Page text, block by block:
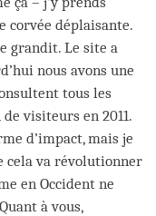
corvée déplaisante.
grandit. Le site a
nous avons une
tous les
visiteurs en 2011.
d’impact, mais je
cela va révolutionner
en Occident ne
à vous,